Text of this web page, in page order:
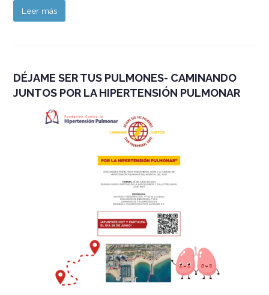
Leer más
DÉJAME SER TUS PULMONES- CAMINANDO
JUNTOS POR LA HIPERTENSIÓN PULMONAR